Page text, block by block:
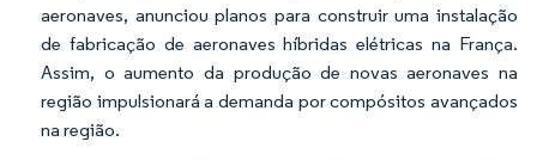
aeronaves, anunciou planos para construir uma instalação
de fabricação de aeronaves híbridas elétricas na França.
Assim, o aumento da produção de novas aeronaves na
região impulsionará a demanda por compósitos avançados
na região.